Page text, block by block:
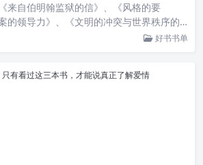
来自伯明翰监狱的信》、《风格的要
的领导力》、《文明的冲突与世界秩序的
好书书单